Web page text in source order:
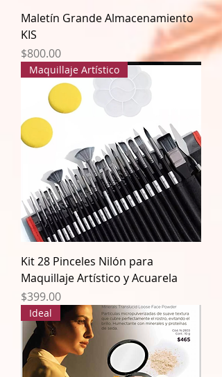
Maletín Grande Almacenamiento
KIS
Precio
$800.00
Maquillaje Artístico
Kit 28 Pinceles Nilón para
Maquillaje Artístico y Acuarela
Precio
$399.00
Ideal